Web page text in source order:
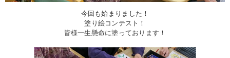
今回も始まりました！
塗り絵コンテスト！
皆様一生懸命に塗っております！